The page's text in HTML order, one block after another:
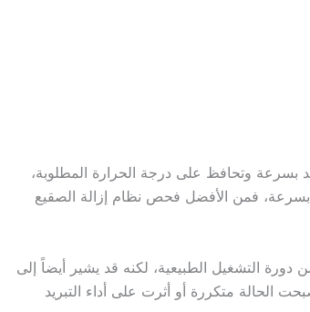
بسرعة وتحافظ على درجة الحرارة المطلوبة،
بسرعة، فمن الأفضل فحص نظام إزالة الصقيع
دورة التشغيل الطبيعية، لكنه قد يشير أيضاً إلى
الحالة متكررة أو أثرت على أداء التبريد